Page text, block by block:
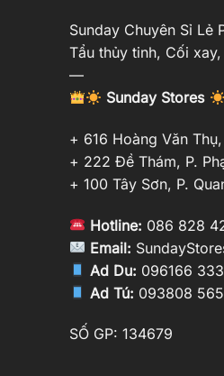
Sunday Chuyên Sỉ Lẻ
Tẩu thủy tinh, Cối
—
Sunday Stores
+ 616 Hoàng Văn
+ 222 Đề Thám, P.
+ 100 Tây Sơn, P.
Hotline: 086 828
Email:
Ad Du: 096166
Ad Tú: 093808
SỐ GP: 134679